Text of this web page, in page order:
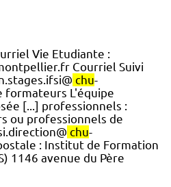
Vie Etudiante :
Courriel Suivi
chu-
formateurs L'équipe
[...] professionnels :
ou professionnels de
chu-
: Institut de Formation
1146 avenue du Père